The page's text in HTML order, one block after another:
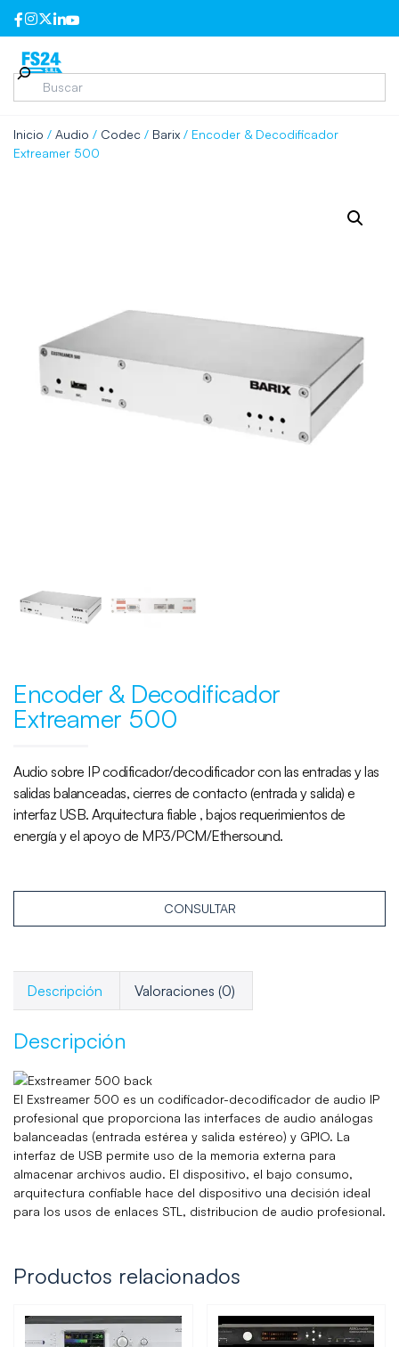
Inicio / Audio / Codec / Barix / Encoder & Decodificador
Extreamer 500
Encoder & Decodificador
Extreamer 500
Audio sobre IP codificador/decodificador con las entradas y las
salidas balanceadas, cierres de contacto (entrada y salida) e
interfaz USB. Arquitectura fiable , bajos requerimientos de
energía y el apoyo de MP3/PCM/Ethersound.
CONSULTAR
Descripción Valoraciones (0)
Descripción
El Exstreamer 500 es un codificador-decodificador de audio IP
profesional que proporciona las interfaces de audio análogas
balanceadas (entrada estérea y salida estéreo) y GPIO. La
interfaz de USB permite uso de la memoria externa para
almacenar archivos audio. El dispositivo, el bajo consumo,
arquitectura confiable hace del dispositivo una decisión ideal
para los usos de enlaces STL, distribucion de audio profesional.
Productos relacionados